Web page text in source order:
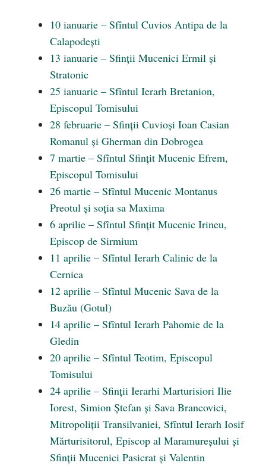
10 ianuarie – Sfîntul Cuvios Antipa de la
Calapodești
13 ianuarie – Sfinții Mucenici Ermil și
Stratonic
25 ianuarie – Sfîntul Ierarh Bretanion,
Episcopul Tomisului
28 februarie – Sfinții Cuvioși Ioan Casian
Romanul și Gherman din Dobrogea
7 martie – Sfîntul Sfințit Mucenic Efrem,
Episcopul Tomisului
26 martie – Sfîntul Mucenic Montanus
Preotul și soția sa Maxima
6 aprilie – Sfîntul Sfințit Mucenic Irineu,
Episcop de Sirmium
11 aprilie – Sfîntul Ierarh Calinic de la
Cernica
12 aprilie – Sfîntul Mucenic Sava de la
Buzău (Gotul)
14 aprilie – Sfîntul Ierarh Pahomie de la
Gledin
20 aprilie – Sfîntul Teotim, Episcopul
Tomisului
24 aprilie – Sfinții Ierarhi Marturisiori Ilie
Iorest, Simion Ștefan și Sava Brancovici,
Mitropoliții Transilvaniei, Sfîntul Ierarh Iosif
Mărturisitorul, Episcop al Maramureșului și
Sfinții Mucenici Pasicrat și Valentin